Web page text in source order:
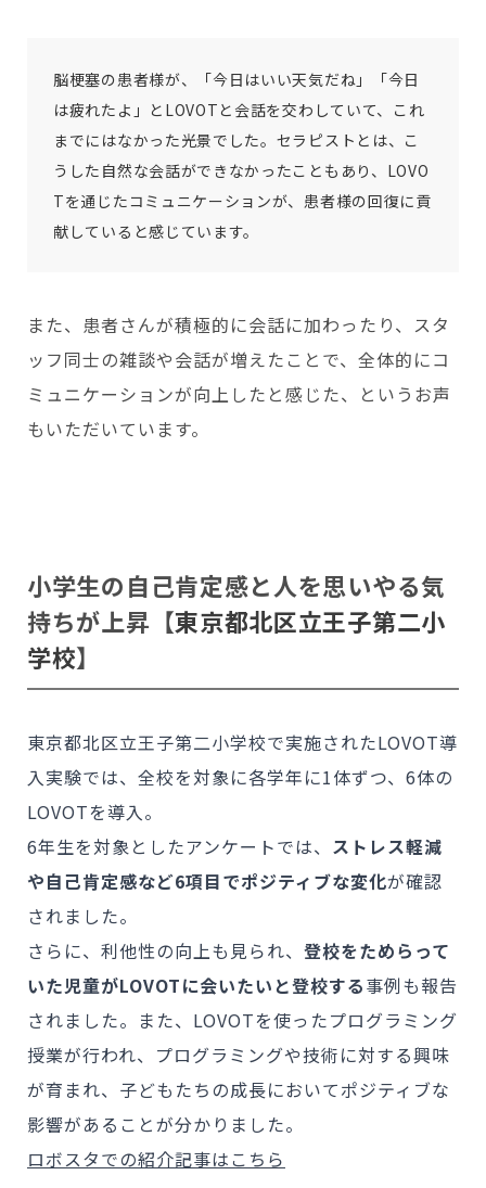
脳梗塞の患者様が、「今日はいい天気だね」「今日
は疲れたよ」とLOVOTと会話を交わしていて、これ
までにはなかった光景でした。セラピストとは、こ
うした自然な会話ができなかったこともあり、LOVO
Tを通じたコミュニケーションが、患者様の回復に貢
献していると感じています。
また、患者さんが積極的に会話に加わったり、スタ
ッフ同士の雑談や会話が増えたことで、全体的にコ
ミュニケーションが向上したと感じた、というお声
もいただいています。
小学生の自己肯定感と人を思いやる気
持ちが上昇 【東京都北区立王子第二小
学校】
東京都北区立王子第二小学校で実施されたLOVOT導
入実験では、全校を対象に各学年に1体ずつ、6体の
LOVOTを導入。
6年生を対象としたアンケートでは、 ストレス軽減
や自己肯定感など6項目でポジティブな変化が確認
されました。
さらに、利他性の向上も見られ、 登校をためらって
いた児童がLOVOTに会いたいと登校する事例も報告
されました。また、LOVOTを使ったプログラミング
授業が行われ、プログラミングや技術に対する興味
が育まれ、子どもたちの成長においてポジティブな
影響があることが分かりました。
ロボスタでの紹介記事はこちら